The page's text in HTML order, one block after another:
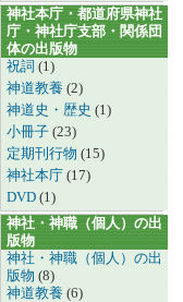
神社本庁・都道府県神社
庁・神社庁支部・関係団
体の出版物
祝詞 (1)
神道教養 (2)
神道史・歴史 (1)
小冊子 (23)
定期刊行物 (15)
神社本庁 (17)
DVD (1)
神社・神職（個人）の出
版物
神社・神職（個人）の出
版物 (8)
神道教養 (6)